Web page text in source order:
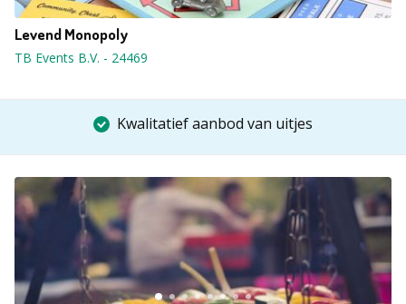
Levend Monopoly
TB Events B.V. - 24469
Kwalitatief aanbod van uitjes